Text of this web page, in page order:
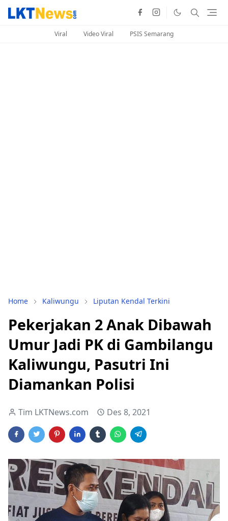
Viral Video Viral PSIS Semarang
Home Kaliwungu Liputan Kendal Terkini
Pekerjakan 2 Anak Dibawah
Umur Jadi PK di Gambilangu
Kaliwungu, Pasutri Ini
Diamankan Polisi
Tim LKTNews.com Des 8, 2021